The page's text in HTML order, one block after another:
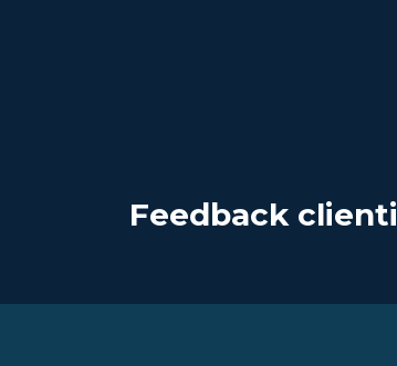
Feedback clienti